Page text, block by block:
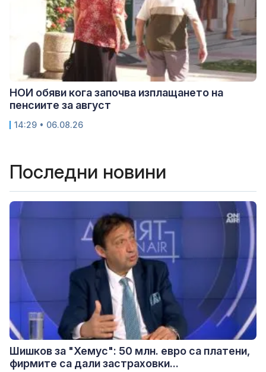
НОИ обяви кога започва изплащането на
пенсиите за август
14:29 • 06.08.26
Последни новини
Шишков за "Хемус": 50 млн. евро са платени,
фирмите са дали застраховки...